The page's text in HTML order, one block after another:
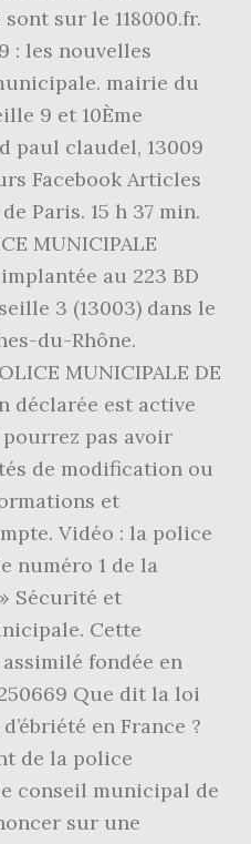
sont sur le 118000.fr.
: les nouvelles
mairie du
9 et 10Ème
paul claudel, 13009
Facebook Articles
Paris. 15 h 37 min.
MUNICIPALE
au 223 BD
3 (13003) dans le
du-Rhône.
MUNICIPALE DE
déclarée est active
pourrez pas avoir
de modification ou
et
Vidéo : la police
numéro 1 de la
Sécurité et
Cette
fondée en
Que dit la loi
en France ?
de la police
conseil municipal de
sur une